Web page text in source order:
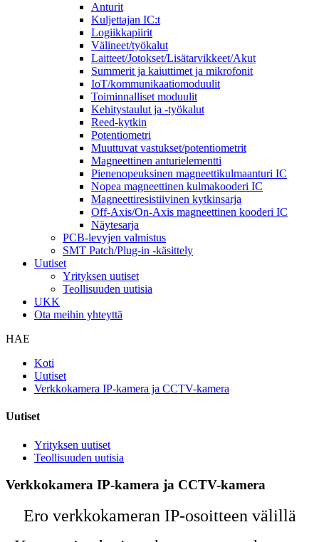
Anturit
Kuljettajan IC:t
Logiikkapiirit
Välineet/työkalut
Laitteet/Jotokset/Lisätarvikkeet/Akut
Summerit ja kaiuttimet ja mikrofonit
IoT/kommunikaatiomoduulit
Toiminnalliset moduulit
Kehitystaulut ja -työkalut
Reed-kytkin
Potentiometri
Muuttuvat vastukset/potentiometrit
Magneettinen anturielementti
Pienenopeuksinen magneettikulmaanturi IC
Nopea magneettinen kulmakooderi IC
Magneettiresistiivinen kytkinsarja
Off-Axis/On-Axis magneettinen kooderi IC
Näytesarja
PCB-levyjen valmistus
SMT Patch/Plug-in -käsittely
Uutiset
Yrityksen uutiset
Teollisuuden uutisia
UKK
Ota meihin yhteyttä
HAE
Koti
Uutiset
Verkkokamera IP-kamera ja CCTV-kamera
Uutiset
Yrityksen uutiset
Teollisuuden uutisia
Verkkokamera IP-kamera ja CCTV-kamera
Ero verkkokameran IP-osoitteen välillä